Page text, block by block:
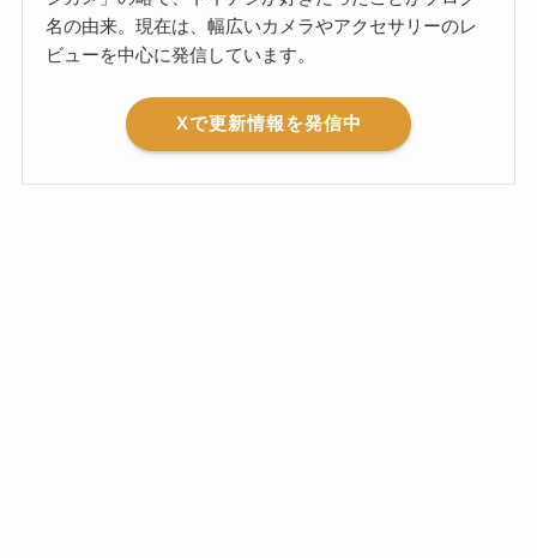
名の由来。現在は、幅広いカメラやアクセサリーのレ
ビューを中心に発信しています。
Xで更新情報を発信中